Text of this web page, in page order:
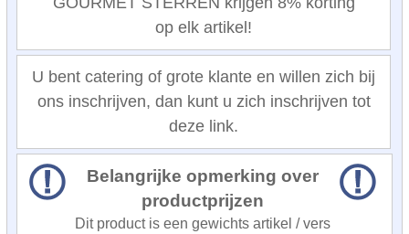
op elk artikel!
U bent catering of grote klante en willen zich bij
ons inschrijven, dan kunt u zich inschrijven tot
deze link.
Belangrijke opmerking over
productprijzen
Dit product is een gewichts artikel / vers